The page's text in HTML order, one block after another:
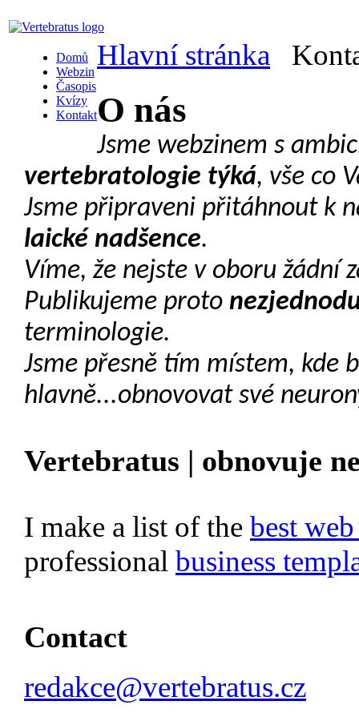
Domů
Webzin
Časopis
Kvízy
Kontakt
Hlavní stránka
O nás
Jsme webzinem s
vertebratologie týká, vše co
Jsme připraveni přitáhnout k
laické nadšence.
Víme, že nejste v oboru žádní
Publikujeme proto
terminologie.
Jsme přesně tím místem, kde
hlavně...obnovovat své
Vertebratus | obnovuje
I make a list of the best
professional business
Contact
redakce@vertebratus.cz